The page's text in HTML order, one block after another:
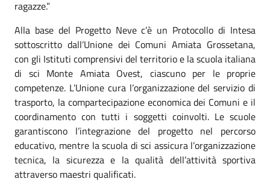
ragazze.”
Alla base del Progetto Neve c’è un Protocollo di Intesa
sottoscritto dall’Unione dei Comuni Amiata Grossetana,
con gli Istituti comprensivi del territorio e la scuola italiana
di sci Monte Amiata Ovest, ciascuno per le proprie
competenze. L’Unione cura l’organizzazione del servizio di
trasporto, la compartecipazione economica dei Comuni e il
coordinamento con tutti i soggetti coinvolti. Le scuole
garantiscono l’integrazione del progetto nel percorso
educativo, mentre la scuola di sci assicura l’organizzazione
tecnica, la sicurezza e la qualità dell’attività sportiva
attraverso maestri qualificati.